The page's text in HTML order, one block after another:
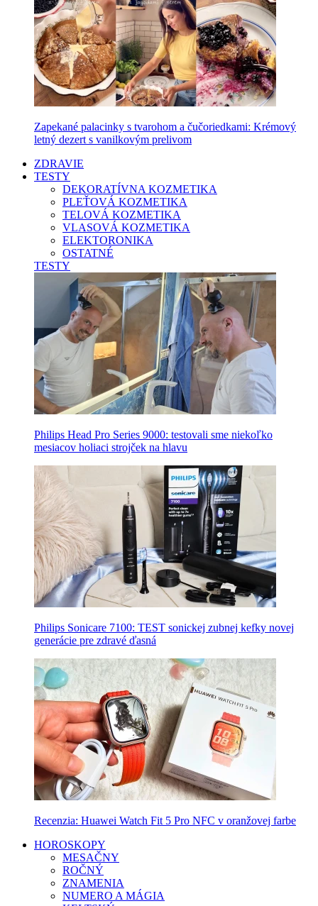
Zapekané palacinky s tvarohom a čučoriedkami: Krémový
letný dezert s vanilkovým prelivom
ZDRAVIE
TESTY
DEKORATÍVNA KOZMETIKA
PLEŤOVÁ KOZMETIKA
TELOVÁ KOZMETIKA
VLASOVÁ KOZMETIKA
ELEKTORONIKA
OSTATNÉ
TESTY
Philips Head Pro Series 9000: testovali sme niekoľko
mesiacov holiaci strojček na hlavu
Philips Sonicare 7100: TEST sonickej zubnej kefky novej
generácie pre zdravé ďasná
Recenzia: Huawei Watch Fit 5 Pro NFC v oranžovej farbe
HOROSKOPY
MESAČNY
ROČNÝ
ZNAMENIA
NUMERO A MÁGIA